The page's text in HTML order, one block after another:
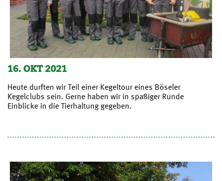
16. OKT 2021
Heute durften wir Teil einer Kegeltour eines Böseler
Kegelclubs sein. Gerne haben wir in spaßiger Runde
Einblicke in die Tierhaltung gegeben.